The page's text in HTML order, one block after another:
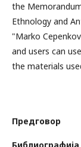
the
Ethnology and
"Marko
and users can
the materials
Предговор